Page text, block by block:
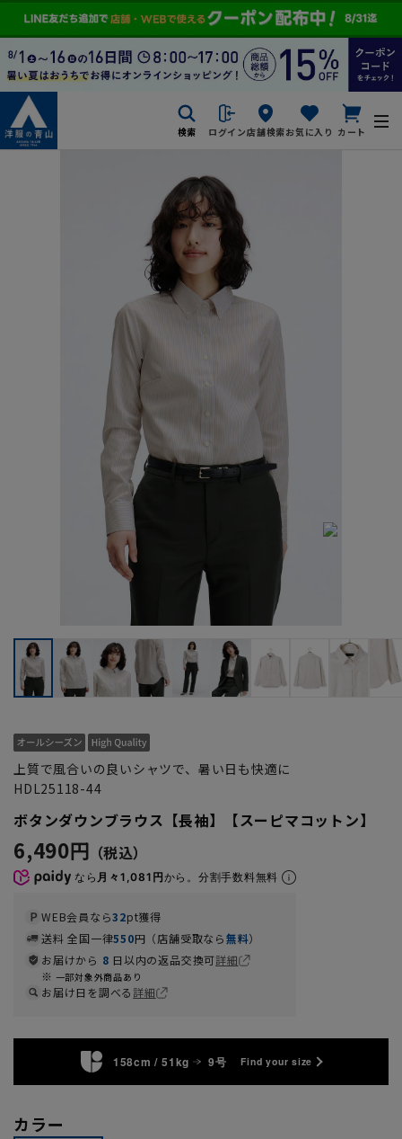
検索 ログイン店舗検索お気に入り カート
上質で風合いの良いシャツで、暑い日も快適に
HDL25118-44
ボタンダウンブラウス【長袖】【スーピマコットン】
6,490円
なら 月々1,081円から。分割手数料無料
WEB会員なら32pt獲得
送料 全国一律550円（店舗受取なら無料）
お届けから 8 日以内の返品交換可詳細
一部対象外商品あり
お届け日を調べる詳細
158cm / 51kg 9号 Find your size
カラー